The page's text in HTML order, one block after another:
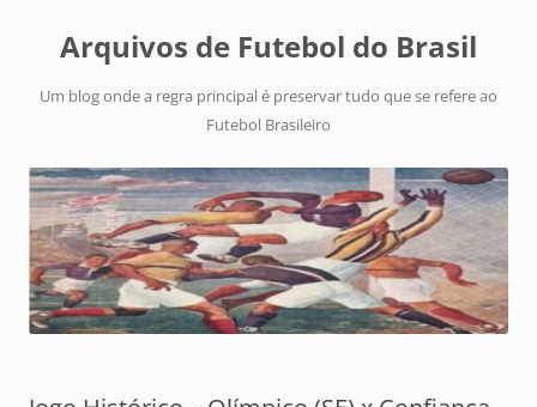
Arquivos de Futebol do Brasil
Um blog onde a regra principal é preservar tudo que se refere ao
Futebol Brasileiro